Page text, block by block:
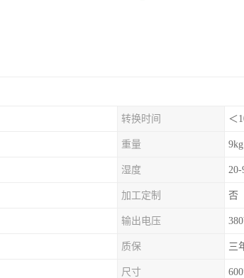
转换时间 ＜
重量 9kg
湿度 20-
加工定制 否
输出电压
质保 三
尺寸